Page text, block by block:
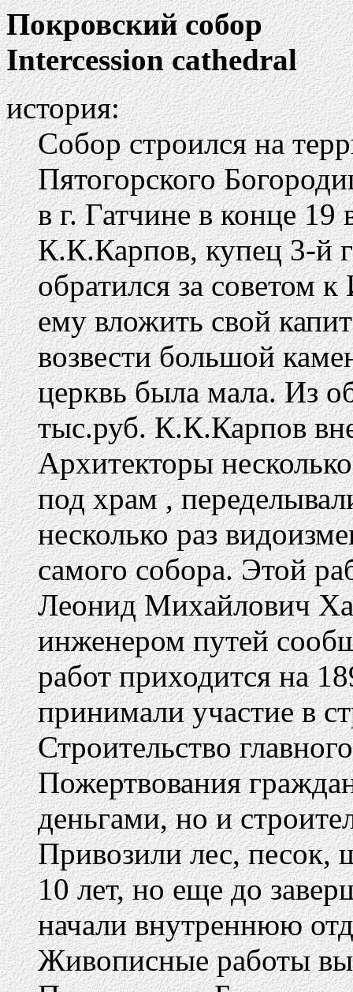
Покровский собор
Intercession cathedral
история:
Собор строился на
Пятогорского
в г. Гатчине в конце 19
К.К.Карпов, купец 3-й
обратился за советом
ему вложить свой
возвести большой
церквь была мала. Из
тыс.руб. К.К.Карпов
Архитекторы
под храм ,
несколько раз
самого собора. Этой
Леонид Михайлович
инженером путей
работ приходится на
принимали участие в
Строительство
Пожертвования
деньгами, но и
Привозили лес, песок,
10 лет, но еще до
начали внутреннюю
Живописные работы